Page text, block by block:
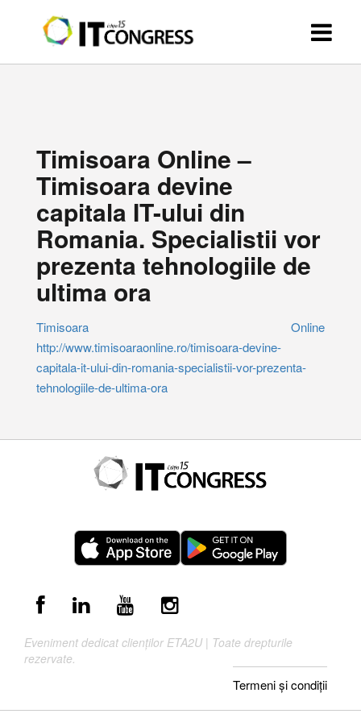
Timisoara Online –
Timisoara devine
capitala IT-ului din
Romania. Specialistii vor
prezenta tehnologiile de
ultima ora
Timisoara Online
http://www.timisoaraonline.ro/timisoara-devine-
capitala-it-ului-din-romania-specialistii-vor-prezenta-
tehnologiile-de-ultima-ora
Eveniment dedicat clienților ETA2U | Toate drepturile
rezervate.
Termeni și condiții